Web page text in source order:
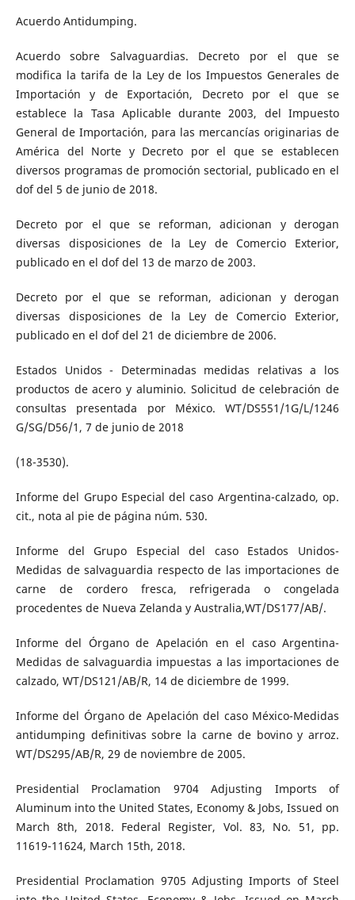
Acuerdo Antidumping.
Acuerdo sobre Salvaguardias. Decreto por el que se
modifica la tarifa de la Ley de los Impuestos Generales de
Importación y de Exportación, Decreto por el que se
establece la Tasa Aplicable durante 2003, del Impuesto
General de Importación, para las mercancías originarias de
América del Norte y Decreto por el que se establecen
diversos programas de promoción sectorial, publicado en el
dof del 5 de junio de 2018.
Decreto por el que se reforman, adicionan y derogan
diversas disposiciones de la Ley de Comercio Exterior,
publicado en el dof del 13 de marzo de 2003.
Decreto por el que se reforman, adicionan y derogan
diversas disposiciones de la Ley de Comercio Exterior,
publicado en el dof del 21 de diciembre de 2006.
Estados Unidos - Determinadas medidas relativas a los
productos de acero y aluminio. Solicitud de celebración de
consultas presentada por México. WT/DS551/1G/L/1246
G/SG/D56/1, 7 de junio de 2018
(18-3530).
Informe del Grupo Especial del caso Argentina-calzado, op.
cit., nota al pie de página núm. 530.
Informe del Grupo Especial del caso Estados Unidos-
Medidas de salvaguardia respecto de las importaciones de
carne de cordero fresca, refrigerada o congelada
procedentes de Nueva Zelanda y Australia,WT/DS177/AB/.
Informe del Órgano de Apelación en el caso Argentina-
Medidas de salvaguardia impuestas a las importaciones de
calzado, WT/DS121/AB/R, 14 de diciembre de 1999.
Informe del Órgano de Apelación del caso México-Medidas
antidumping definitivas sobre la carne de bovino y arroz.
WT/DS295/AB/R, 29 de noviembre de 2005.
Presidential Proclamation 9704 Adjusting Imports of
Aluminum into the United States, Economy & Jobs, Issued on
March 8th, 2018. Federal Register, Vol. 83, No. 51, pp.
11619-11624, March 15th, 2018.
Presidential Proclamation 9705 Adjusting Imports of Steel